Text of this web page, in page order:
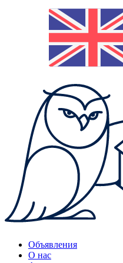
Объявления
О нас